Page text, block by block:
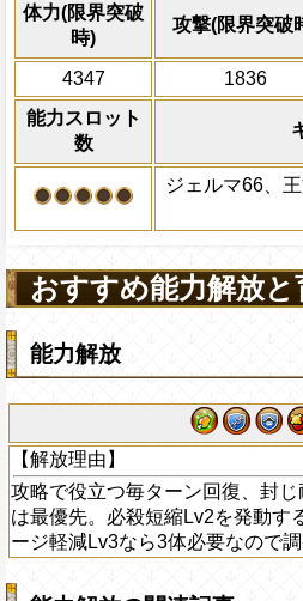
体力(限界突破
時)
攻撃(限界突破
4347 1836
能力スロット
数
ジェルマ66、
+0.7になる
態を3タ
減らせな
ダメージ
おすすめ能力解放と
能力解放
【解放理由】
攻略で役立つ毎ターン回復、封
は最優先。必殺短縮Lv2を発動す
ージ軽減Lv3なら3体必要なので調